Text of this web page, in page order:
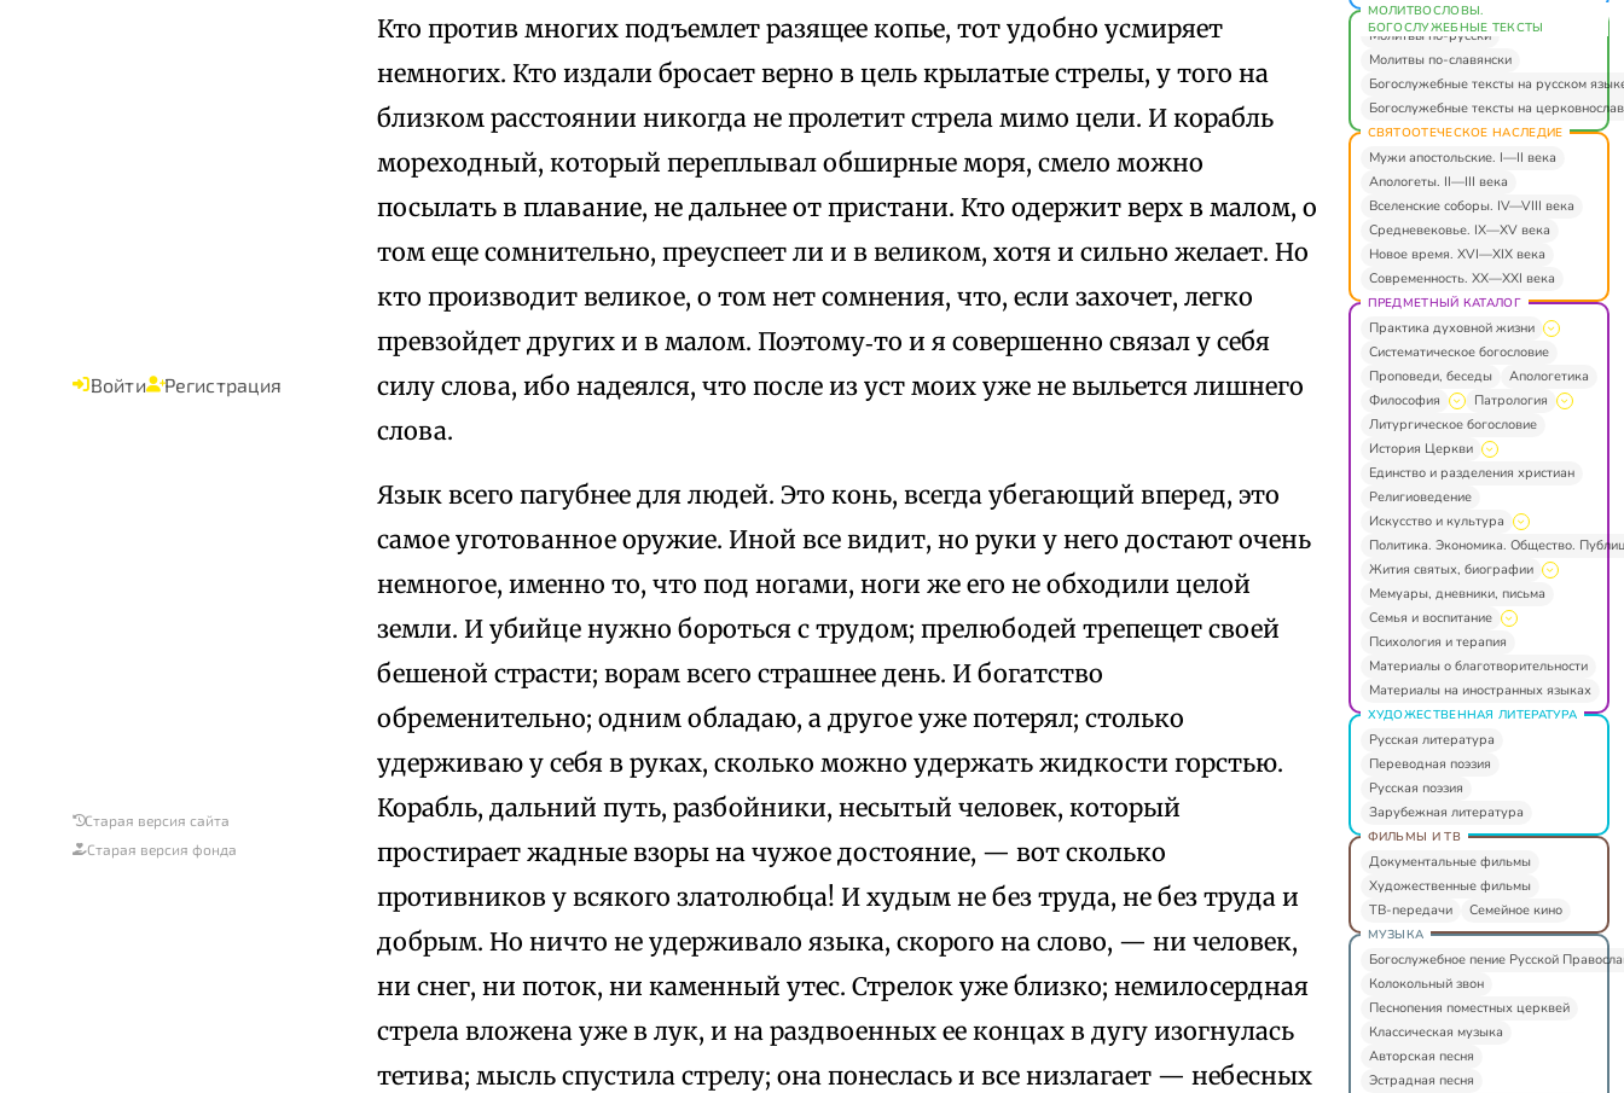
Войти Регистрация
Старая версия сайта
Старая версия фонда
Кто против многих подъемлет разящее копье, тот удобно усмиряет
немногих. Кто издали бросает верно в цель крылатые стрелы, у того на
близком расстоянии никогда не пролетит стрела мимо цели. И корабль
мореходный, который переплывал обширные моря, смело можно
посылать в плавание, не дальнее от пристани. Кто одержит верх в малом, о
том еще сомнительно, преуспеет ли и в великом, хотя и сильно желает. Но
кто производит великое, о том нет сомнения, что, если захочет, легко
превзойдет других и в малом. Поэтому‑то и я совершенно связал у себя
силу слова, ибо надеялся, что после из уст моих уже не выльется лишнего
слова.
Язык всего пагубнее для людей. Это конь, всегда убегающий вперед, это
самое уготованное оружие. Иной все видит, но руки у него достают очень
немногое, именно то, что под ногами, ноги же его не обходили целой
земли. И убийце нужно бороться с трудом; прелюбодей трепещет своей
бешеной страсти; ворам всего страшнее день. И богатство
обременительно; одним обладаю, а другое уже потерял; столько
удерживаю у себя в руках, сколько можно удержать жидкости горстью.
Корабль, дальний путь, разбойники, несытый человек, который
простирает жадные взоры на чужое достояние, — вот сколько
противников у всякого златолюбца! И худым не без труда, не без труда и
добрым. Но ничто не удерживало языка, скорого на слово, — ни человек,
ни снег, ни поток, ни каменный утес. Стрелок уже близко; немилосердная
стрела вложена уже в лук, и на раздвоенных ее концах в дугу изогнулась
тетива; мысль спустила стрелу; она понеслась и все низлагает — небесных
МОЛИТВОСЛОВЫ.
БОГОСЛУЖЕБНЫЕ ТЕКСТЫ
Молитвы по-русски
Молитвы по-славянски
Богослужебные тексты на русском
Богослужебные тексты на
СВЯТООТЕЧЕСКОЕ НАСЛЕДИЕ
Мужи апостольские. I—II века
Апологеты. II—III века
Вселенские соборы. IV—VIII века
Средневековье. IX—XV века
Новое время. XVI—XIX века
Современность. XX—XXI века
ПРЕДМЕТНЫЙ КАТАЛОГ
Практика духовной жизни
Систематическое богословие
Проповеди, беседы
Апологетика
Философия
Патрология
Литургическое богословие
История Церкви
Единство и разделения христиан
Религиоведение
Искусство и культура
Политика. Экономика. Общество.
Жития святых, биографии
Мемуары, дневники, письма
Семья и воспитание
Психология и терапия
Материалы о благотворительности
Материалы на иностранных языках
ХУДОЖЕСТВЕННАЯ ЛИТЕРАТУРА
Русская литература
Переводная поэзия
Русская поэзия
Зарубежная литература
ФИЛЬМЫ И ТВ
Документальные фильмы
Художественные фильмы
ТВ-передачи
Семейное кино
МУЗЫКА
Богослужебное пение Русской
Колокольный звон
Песнопения поместных церквей
Классическая музыка
Авторская песня
Эстрадная песня